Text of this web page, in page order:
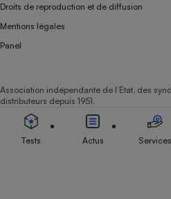
Droits de reproduction et de diffusion
Mentions légales
Panel
Association indépendante de l’État, des
distributeurs depuis 1951.
Tests Actus Services